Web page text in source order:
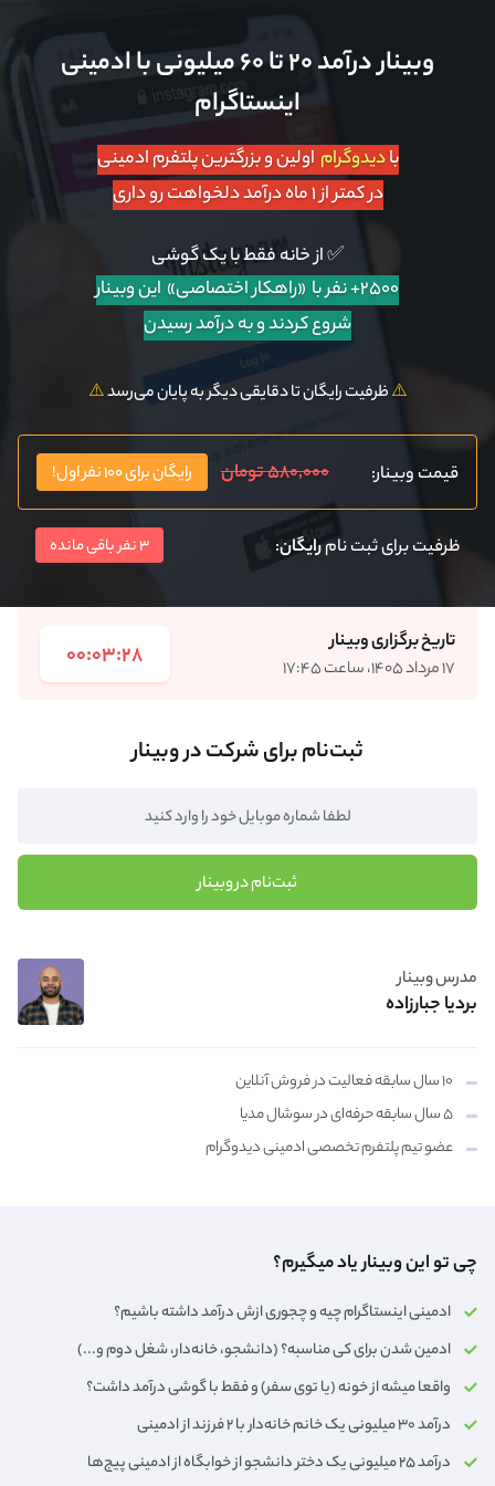
وبینار درآمد ۲۰ تا ۶۰ میلیونی با ادمینی
اینستاگرام
بادیدوگرام اولین و بزرگترین پلتفرم ادمینی
در کمتر از ۱ ماه درآمد دلخواهت رو داری
✅ از خانه فقط با یک گوشی
۲۵۰۰+ نفر با «راهکار اختصاصی»
این وبینار
شروع کردند و به درآمد رسیدن
⚠️ظرفیت رایگان تا دقایقی دیگر به پایان می‌رسد⚠️
قیمت وبینار: ۵۸۰,۰۰۰ تومان رایگان برای ۱۰۰ نفر اول!
ظرفیت برای ثبت نامرایگان: 3 نفر باقی مانده
تاریخ برگزاری وبینار
۱۷ مرداد ۱۴۰۵، ساعت ۱۷:۴۵ 00:03:28
ثبت‌نام برای شرکت در وبینار
ثبت‌نام در وبینار
مدرس وبینار
بردیا جبارزاده
۱۰ سال سابقه فعالیت در فروش آنلاین
۵ سال سابقه حرفه‌ای در سوشال مدیا
عضو تیم پلتفرم تخصصی ادمینی دیدوگرام
چی تو این وبینار یاد میگیرم؟
ادمینی اینستاگرام چیه و چجوری ازش درآمد داشته باشیم؟
ادمین شدن برای کی مناسبه؟ (دانشجو، خانه‌دار،‌ شغل دوم و...)
واقعا میشه از خونه (یا توی سفر) و فقط با گوشی درآمد داشت؟
درآمد ۳۰ میلیونی یک خانم خانه‌دار با ۲ فرزند از ادمینی
درآمد ۲۵ میلیونی یک دختر دانشجو از خوابگاه از ادمینی پیج‌ها